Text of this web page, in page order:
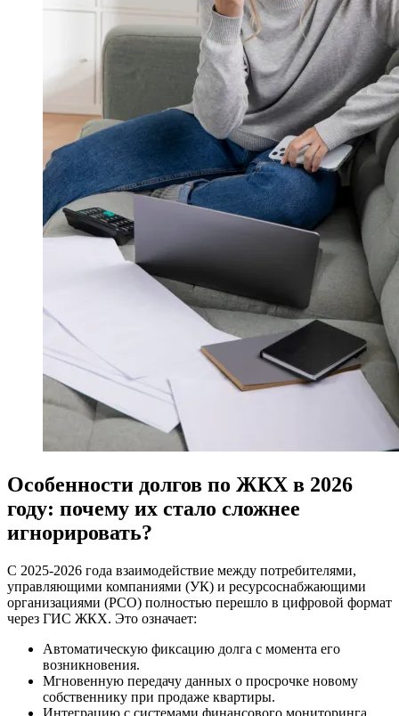
Особенности долгов по ЖКХ в 2026
году: почему их стало сложнее
игнорировать?
С 2025-2026 года взаимодействие между потребителями,
управляющими компаниями (УК) и ресурсоснабжающими
организациями (РСО) полностью перешло в цифровой формат
через ГИС ЖКХ. Это означает:
Автоматическую фиксацию долга с момента его
возникновения.
Мгновенную передачу данных о просрочке новому
собственнику при продаже квартиры.
Интеграцию с системами финансового мониторинга,